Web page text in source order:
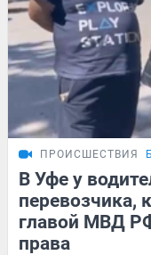
ПРОИСШЕСТВИЯ
В Уфе у
перевозчика,
главой МВД
права